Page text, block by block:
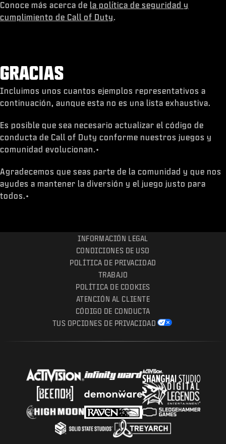
Conoce más acerca de la política de seguridad y
cumplimiento de Call of Duty.
GRACIAS
Incluimos unos cuantos ejemplos representativos a
continuación, aunque esta no es una lista exhaustiva.
Es posible que sea necesario actualizar el código de
conducta de Call of Duty conforme nuestros juegos y
comunidad evolucionan.•
Agradecemos que seas parte de la comunidad y que nos
ayudes a mantener la diversión y el juego justo para
todos.•
INFORMACIÓN LEGAL
CONDICIONES DE USO
POLÍTICA DE PRIVACIDAD
TRABAJO
POLÍTICA DE COOKIES
ATENCIÓN AL CLIENTE
CÓDIGO DE CONDUCTA
TUS OPCIONES DE PRIVACIDAD